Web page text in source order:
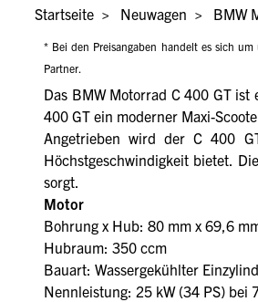
Startseite
Neuwagen BMW
* Bei den Preisangaben handelt es sich
Partner.
Das BMW Motorrad C 400 GT
400 GT ein moderner Maxi-
Angetrieben wird der C 400
Höchstgeschwindigkeit bietet.
sorgt.
Motor
Bohrung x Hub: 80 mm x 69,6
Hubraum: 350 ccm
Bauart: Wassergekühlter
Nennleistung: 25 kW (34 PS) bei